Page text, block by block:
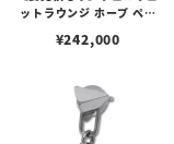
ットラウンジ ホープ ペン
ダイヤモンド
¥242,000